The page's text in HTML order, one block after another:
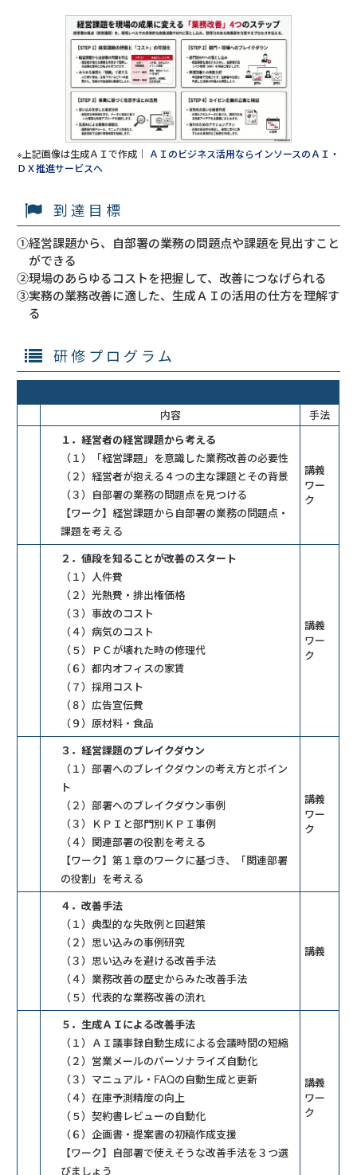
※上記画像は生成ＡＩで作成｜ ＡＩのビジネス活用ならインソースのＡＩ・
ＤＸ推進サービスへ
到達目標
①経営課題から、自部署の業務の問題点や課題を見出すこと
ができる
②現場のあらゆるコストを把握して、改善につなげられる
③実務の業務改善に適した、生成ＡＩの活用の仕方を理解す
る
研修プログラム
内容
手法
１．経営者の経営課題から考える
（１）「経営課題」を意識した業務改善の必要性
（２）経営者が抱える４つの主な課題とその背景
（３）自部署の業務の問題点を見つける
【ワーク】経営課題から自部署の業務の問題点・
課題を考える
講義
ワー
ク
２．値段を知ることが改善のスタート
（１）人件費
（２）光熱費・排出権価格
（３）事故のコスト
（４）病気のコスト
（５）ＰＣが壊れた時の修理代
（６）都内オフィスの家賃
（７）採用コスト
（８）広告宣伝費
（９）原材料・食品
講義
ワー
ク
３．経営課題のブレイクダウン
（１）部署へのブレイクダウンの考え方とポイン
ト
（２）部署へのブレイクダウン事例
（３）ＫＰＩと部門別ＫＰＩ事例
（４）関連部署の役割を考える
【ワーク】第１章のワークに基づき、「関連部署
の役割」を考える
講義
ワー
ク
４．改善手法
（１）典型的な失敗例と回避策
（２）思い込みの事例研究
（３）思い込みを避ける改善手法
（４）業務改善の歴史からみた改善手法
（５）代表的な業務改善の流れ
講義
５．生成ＡＩによる改善手法
（１）ＡＩ議事録自動生成による会議時間の短縮
（２）営業メールのパーソナライズ自動化
（３）マニュアル・FAQの自動生成と更新
（４）在庫予測精度の向上
（５）契約書レビューの自動化
（６）企画書・提案書の初稿作成支援
【ワーク】自部署で使えそうな改善手法を３つ選
びましょう
講義
ワー
ク